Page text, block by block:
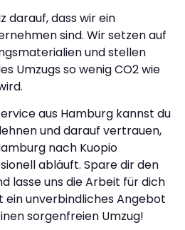
darauf, dass wir ein
sind. Wir setzen auf
und stellen
Umzugs so wenig CO2 wie
aus Hamburg kannst du
und darauf vertrauen,
nach Kuopio
abläuft. Spare dir den
lasse uns die Arbeit für dich
ein unverbindliches Angebot
sorgenfreien Umzug!